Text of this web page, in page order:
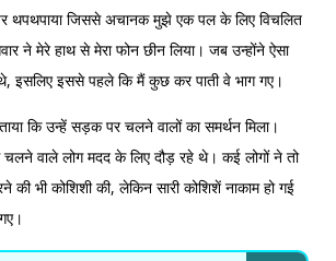
थपथपाया जिससे अचानक मुझे एक पल के लिए विचलित
ने मेरे हाथ से मेरा फोन छीन लिया। जब उन्होंने ऐसा
इसलिए इससे पहले कि मैं कुछ कर पाती वे भाग गए।
कि उन्हें सड़क पर चलने वालों का समर्थन मिला।
वाले लोग मदद के लिए दौड़ रहे थे। कई लोगों ने तो
की भी कोशिशी की, लेकिन सारी कोशिशें नाकाम हो गई